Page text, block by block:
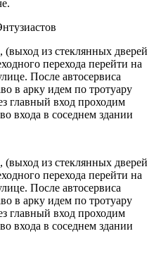
из стеклянных дверей
перехода перейти на
После автосервиса
в арку идем по тротуару
главный вход проходим
входа в соседнем здании
из стеклянных дверей
перехода перейти на
После автосервиса
в арку идем по тротуару
главный вход проходим
входа в соседнем здании